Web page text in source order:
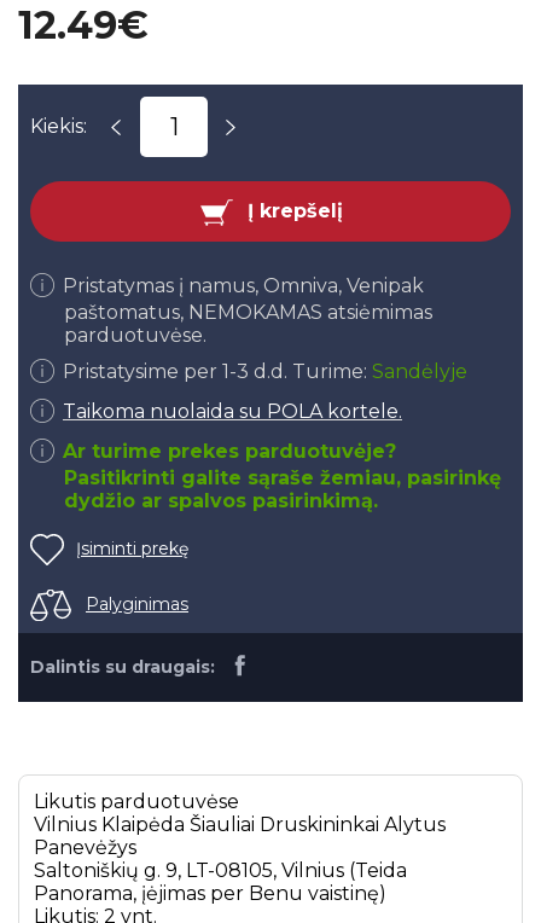
12.49€
Kiekis:
Į krepšelį
Pristatymas į namus, Omniva, Venipak
paštomatus, NEMOKAMAS atsiėmimas
parduotuvėse.
Pristatysime per 1-3 d.d. Turime: Sandėlyje
Taikoma nuolaida su POLA kortele.
Ar turime prekes parduotuvėje?
Pasitikrinti galite sąraše žemiau, pasirinkę
dydžio ar spalvos pasirinkimą.
Įsiminti prekę
Palyginimas
Dalintis su draugais:
Likutis parduotuvėse
Vilnius Klaipėda Šiauliai Druskininkai Alytus
Panevėžys
Saltoniškių g. 9, LT-08105, Vilnius (Teida
Panorama, įėjimas per Benu vaistinę)
Likutis: 2 vnt.